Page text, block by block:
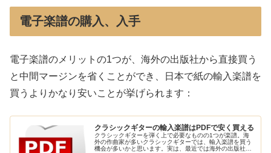
電子楽譜の購入、入手
電子楽譜のメリットの1つが、海外の出版社から直接買う
と中間マージンを省くことができ、日本で紙の輸入楽譜を
買うよりかなり安いことが挙げられます：
クラシックギターの輸入楽譜はPDFで安く買える
クラシックギターを弾く上で必要なものの1つが楽譜。海
外の作曲家が多いクラシックギターでは、輸入楽譜を買う
機会が多いかと思います。実は、最近では海外の出版社が